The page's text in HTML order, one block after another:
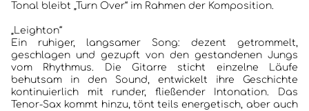
INTERVIEWS
ALBEN
Tonal bleibt „Turn Over“ im Rahmen der Komposition.
„Leighton“
Ein ruhiger, langsamer Song: dezent getrommelt,
geschlagen und gezupft von den gestandenen Jungs
vom Rhythmus. Die Gitarre sticht einzelne Läufe
behutsam in den Sound, entwickelt ihre Geschichte
kontinuierlich mit runder, fließender Intonation. Das
Tenor-Sax kommt hinzu, tönt teils energetisch, aber auch